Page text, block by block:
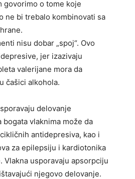
govorimo o tome koje
ne bi trebalo kombinovati sa
nisu dobar „spoj“. Ovo
jer izazivaju
valerijane mora da
čašici alkohola.
delovanje
vlaknima može da
antidepresiva, kao i
za epilepsiju i kardiotonika
Vlakna usporavaju apsorpciju
njegovo delovanje.